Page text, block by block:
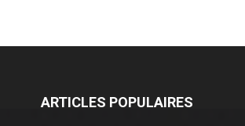
ARTICLES POPULAIRES